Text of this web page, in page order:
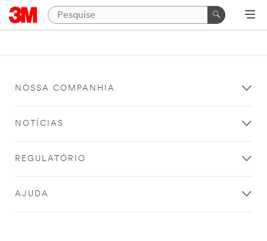
NOSSA COMPANHIA
NOTÍCIAS
REGULATÓRIO
AJUDA